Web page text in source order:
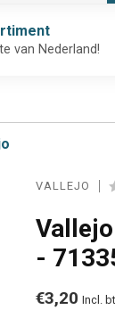
van Nederland!
VALLEJO
-
€3,20 Incl.